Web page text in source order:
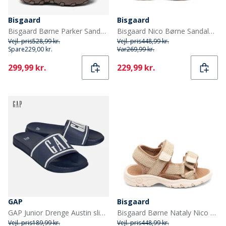
Bisgaard
Bisgaard Børne Parker Sandaler Cacao Beige
Vejl. pris528,99 kr.
Spare229,00 kr.
Current
299,99 kr.
Bisgaard
Bisgaard Nico Børne Sandaler Mocha
Vejl. pris448,99 kr.
Var269,99 kr.
Current
229,99 kr.
GAP
GAP Junior Drenge Austin slippers navy/hvid Navy White
Vejl. pris189,99 kr.
Bisgaard
Bisgaard Børne Nataly Nico Sandal Nude Mix
Vejl. pris448,99 kr.